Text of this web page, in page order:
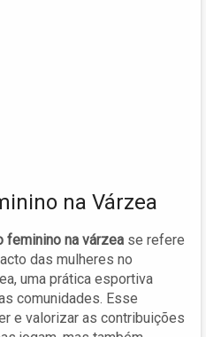
na Várzea
feminino na várzea se refere
das mulheres no
uma prática esportiva
comunidades. Esse
e valorizar as contribuições